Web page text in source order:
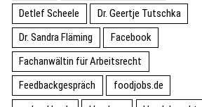
Detlef Scheele
Dr. Geertje Tutschka
Dr. Sandra Fläming
Facebook
Fachanwältin für Arbeitsrecht
Feedbackgespräch
foodjobs.de